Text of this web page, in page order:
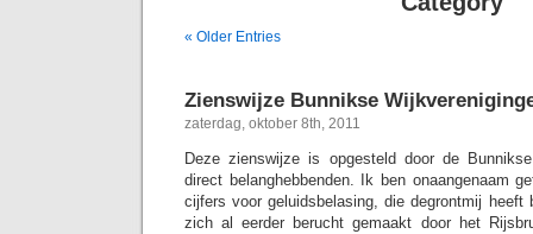
« Older Entries
Zienswijze Bunnikse
zaterdag, oktober 8th, 2011
Deze zienswijze is opgesteld door de
direct belanghebbenden. Ik ben onaangenaam
cijfers voor geluidsbelasing, die degrontmij heeft
zich al eerder berucht gemaakt door het